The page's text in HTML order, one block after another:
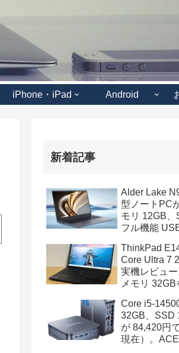
iPhone・iPad Android
新着記事
Alder Lake
型ノートPC
モリ 12GB、
フル機能
ThinkPad
Core Ultra 7
実機レビュ
メモリ
Core i5-
32GB、SSD
が 84,420円
現在）。